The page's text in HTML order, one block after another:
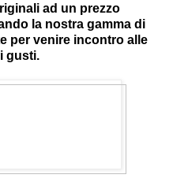
ad un prezzo
la nostra gamma di
per venire incontro alle
gusti.